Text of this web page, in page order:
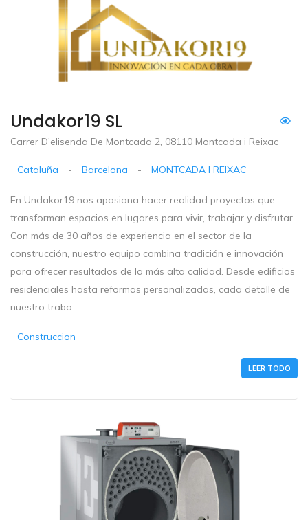
Undakor19 SL
Carrer D'elisenda De Montcada 2, 08110 Montcada i Reixac
Cataluña - Barcelona - MONTCADA I REIXAC
En Undakor19 nos apasiona hacer realidad proyectos que
transforman espacios en lugares para vivir, trabajar y disfrutar.
Con más de 30 años de experiencia en el sector de la
construcción, nuestro equipo combina tradición e innovación
para ofrecer resultados de la más alta calidad. Desde edificios
residenciales hasta reformas personalizadas, cada detalle de
nuestro traba...
Construccion
LEER TODO